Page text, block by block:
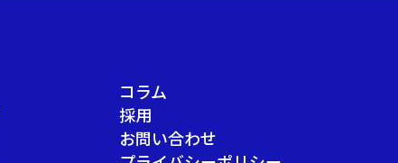
コラム
採用
お問い合わせ